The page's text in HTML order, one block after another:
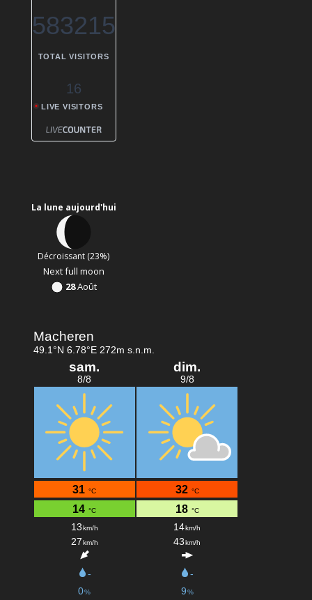
583215
TOTAL VISITORS
16
LIVE VISITORS
La lune aujourd'hui
Décroissant (23%)
Next full moon
28Août